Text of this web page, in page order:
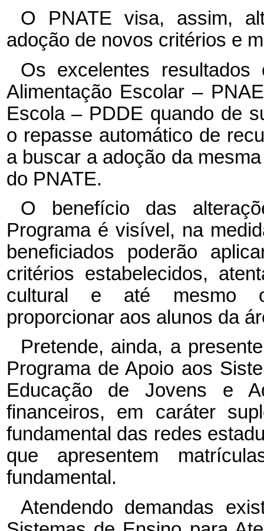
O PNATE visa, assim,
adoção de novos critérios e
Os excelentes
Alimentação Escolar –
Escola – PDDE quando de
o repasse automático de
a buscar a adoção da
do PNATE.
O benefício das
Programa é visível, na
beneficiados poderão
critérios estabelecidos,
cultural e até mesmo
proporcionar aos alunos da
Pretende, ainda, a
Programa de Apoio aos
Educação de Jovens e
financeiros, em caráter
fundamental das redes
que apresentem
fundamental.
Atendendo demandas